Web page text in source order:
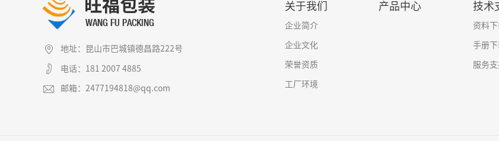
地址：昆山市巴城镇德昌路222号
电话：181 2007 4885
邮箱：2477194818@qq.com
关于我们
企业简介
企业文化
荣誉资质
工厂环境
产品中心 技术
资料
手册下
服务